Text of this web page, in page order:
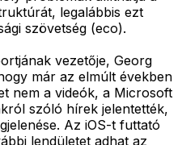
legalábbis ezt
szövetség (eco).
vezetője, Georg
már az elmúlt években
nem a videók, a Microsoft
szóló hírek jelentették,
Az iOS-t futtató
lendületet adhat az